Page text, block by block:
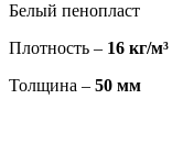
Белый пенопласт
Плотность – 16 кг/м³
Толщина – 50 мм